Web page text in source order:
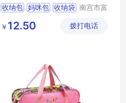
收纳包 妈咪包 收纳袋 南宫市富
限公司
￥ 12.50 拨打电话